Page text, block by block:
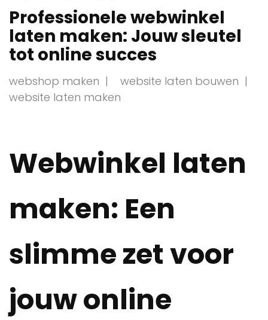
Professionele webwinkel
laten maken: Jouw sleutel
tot online succes
webshop maken
website laten bouwen
website laten maken
Webwinkel laten
maken: Een
slimme zet voor
jouw online